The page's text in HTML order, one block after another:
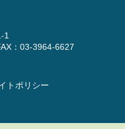
1
：03-3964-6627
トポリシー